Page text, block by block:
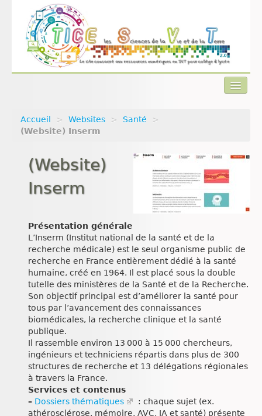
Actualités
Qui sommes-nous ?
Accueil > Websites > Santé
>
(Website) Inserm
(Website)
Inserm
Présentation générale
L’Inserm (Institut national de la santé et de la
recherche médicale) est le seul organisme public de
recherche en France entièrement dédié à la santé
humaine, créé en 1964. Il est placé sous la double
tutelle des ministères de la Santé et de la Recherche.
Son objectif principal est d’améliorer la santé pour
tous par l’avancement des connaissances
biomédicales, la recherche clinique et la santé
publique.
Il rassemble environ 13 000 à 15 000 chercheurs,
ingénieurs et techniciens répartis dans plus de 300
structures de recherche et 13 délégations régionales
à travers la France.
Services et contenus
– Dossiers thématiques
: chaque sujet (ex.
athérosclérose, mémoire, AVC, IA et santé) présente